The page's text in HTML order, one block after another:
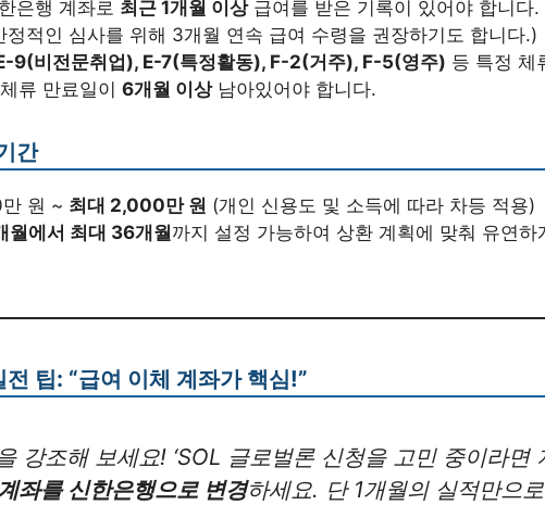
은행 계좌로 최근 1개월 이상급여를 받은 기록이 있어야 합니다.
정적인 심사를 위해 3개월 연속 급여 수령을 권장하기도 합니다.)
9(비전문취업), E-7(특정활동), F-2(거주), F-5(영주) 등 특정 체
류 만료일이 6개월 이상남아있어야 합니다.
간
원 ~ 최대 2,000만 원 (개인 신용도 및 소득에 따라 차등 적용)
월에서 최대 36개월 까지 설정 가능하여 상환 계획에 맞춰 유연하
팁: “급여 이체 계좌가 핵심!”
강조해 보세요! ‘SOL 글로벌론 신청을 고민 중이라면
좌를 신한은행으로 변경하세요. 단 1개월의 실적만으